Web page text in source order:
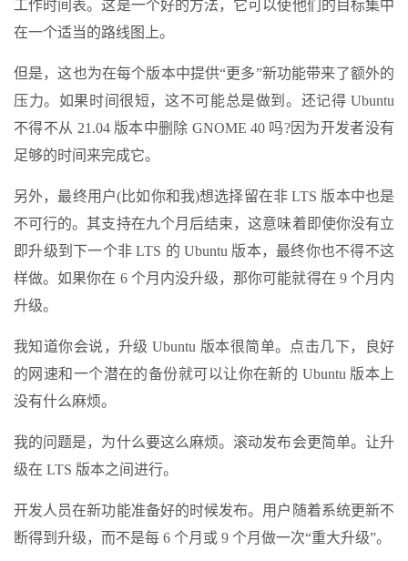
工作时间表。这是一个好的方法，它可以使他们的目标集中
在一个适当的路线图上。
但是，这也为在每个版本中提供“更多”新功能带来了额外的
压力。如果时间很短，这不可能总是做到。还记得 Ubuntu
不得不从 21.04 版本中删除 GNOME 40 吗?因为开发者没有
足够的时间来完成它。
另外，最终用户(比如你和我)想选择留在非 LTS 版本中也是
不可行的。其支持在九个月后结束，这意味着即使你没有立
即升级到下一个非 LTS 的 Ubuntu 版本，最终你也不得不这
样做。如果你在 6 个月内没升级，那你可能就得在 9 个月内
升级。
我知道你会说，升级 Ubuntu 版本很简单。点击几下，良好
的网速和一个潜在的备份就可以让你在新的 Ubuntu 版本上
没有什么麻烦。
我的问题是，为什么要这么麻烦。滚动发布会更简单。让升
级在 LTS 版本之间进行。
开发人员在新功能准备好的时候发布。用户随着系统更新不
断得到升级，而不是每 6 个月或 9 个月做一次“重大升级”。